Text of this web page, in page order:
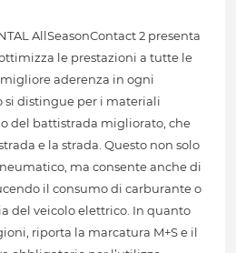
AllSeasonContact 2 presenta
le prestazioni a tutte le
aderenza in ogni
si distingue per i materiali
del battistrada migliorato, che
e la strada. Questo non solo
ma consente anche di
il consumo di carburante o
del veicolo elettrico. In quanto
riporta la marcatura M+S e il